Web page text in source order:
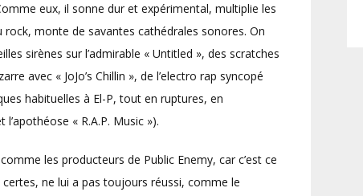
eux, il sonne dur et expérimental, multiplie les
monte de savantes cathédrales sonores. On
sirènes sur l’admirable « Untitled », des scratches
avec « JoJo’s Chillin », de l’electro rap syncopé
habituelles à El-P, tout en ruptures, en
« R.A.P. Music »).
les producteurs de Public Enemy, car c’est ce
ne lui a pas toujours réussi, comme le